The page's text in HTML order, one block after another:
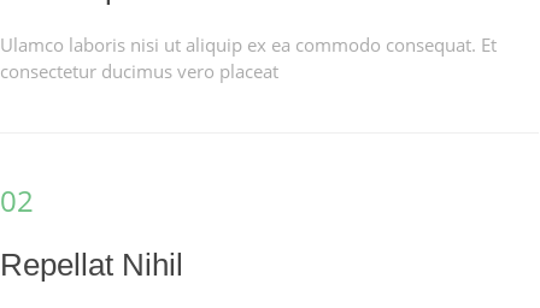
Ulamco laboris nisi ut aliquip ex ea commodo consequat. Et
consectetur ducimus vero placeat
02
Repellat Nihil